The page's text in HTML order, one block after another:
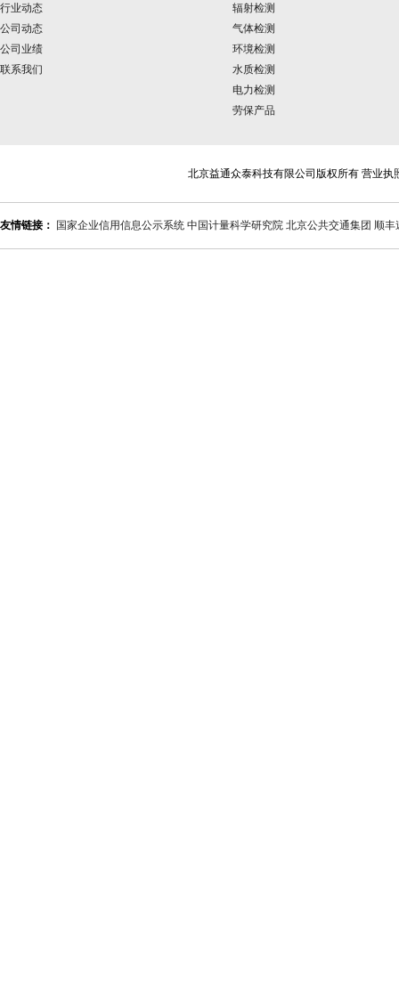
行业动态
公司动态
公司业绩
联系我们
辐射检测
气体检测
环境检测
水质检测
电力检测
劳保产品
北京益通众泰科技有限公司版权所有 营业执
友情链接： 国家企业信用信息公示系统 中国计量科学研究院 北京公共交通集团 顺丰